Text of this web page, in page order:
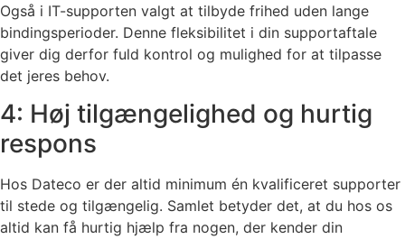
Også i IT-supporten valgt at tilbyde frihed uden lange
bindingsperioder. Denne fleksibilitet i din supportaftale
giver dig derfor fuld kontrol og mulighed for at tilpasse
det jeres behov.
4: Høj tilgængelighed og hurtig
respons
Hos Dateco er der altid minimum én kvalificeret supporter
til stede og tilgængelig. Samlet betyder det, at du hos os
altid kan få hurtig hjælp fra nogen, der kender din